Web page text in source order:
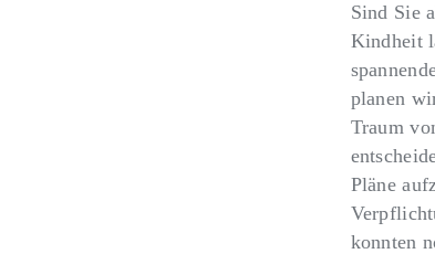
Sind Sie
Kindheit
planen
Traum
Pläne
konnten